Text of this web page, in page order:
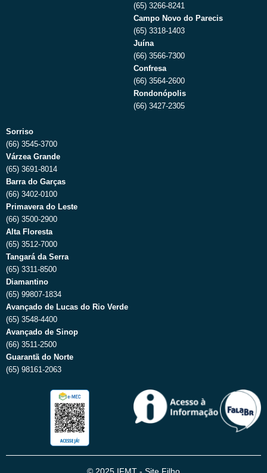
(65) 3266-8241
Campo Novo do Parecis
(65) 3318-1403
Juína
(66) 3566-7300
Confresa
(66) 3564-2600
Rondonópolis
(66) 3427-2305
Sorriso
(66) 3545-3700
Várzea Grande
(65) 3691-8014
Barra do Garças
(66) 3402-0100
Primavera do Leste
(66) 3500-2900
Alta Floresta
(65) 3512-7000
Tangará da Serra
(65) 3311-8500
Diamantino
(65) 99807-1834
Avançado de Lucas do Rio Verde
(65) 3548-4400
Avançado de Sinop
(66) 3511-2500
Guarantã do Norte
(65) 98161-2063